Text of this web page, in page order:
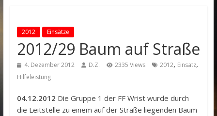
2012 Einsätze
2012/29 Baum auf Straße
4. Dezember 2012 D.Z. 2335 Views 2012, Einsatz,
Hilfeleistung
04.12.2012 Die Gruppe 1 der FF Wrist wurde durch
die Leitstelle zu einem auf der Straße liegenden Baum